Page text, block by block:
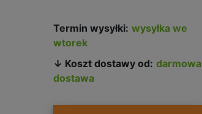
Termin wysyłki: wysyłka we
wtorek
↓ Koszt dostawy od: darmowa
dostawa